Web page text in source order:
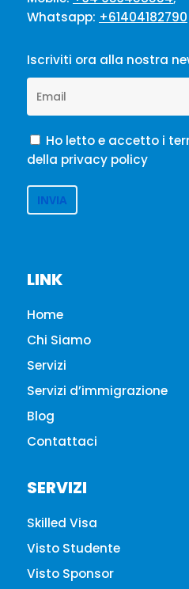
Whatsapp: +61404182790
Iscriviti ora alla nostra
Ho letto e accetto i
della privacy policy
LINK
Home
Chi Siamo
Servizi
Servizi d’immigrazione
Blog
Contattaci
SERVIZI
Skilled Visa
Visto Studente
Visto Sponsor